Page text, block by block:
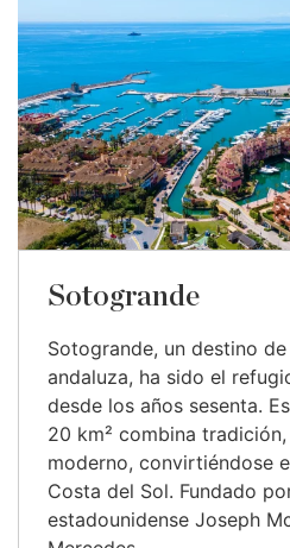
Sotogrande
Sotogrande, un destino
andaluza, ha sido el
desde los años sesenta.
20 km² combina
moderno, convirtiéndose
Costa del Sol. Fundado
estadounidense Joseph